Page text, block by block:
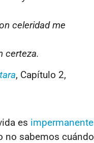
celeridad me
certeza.
, Capítulo 2,
es impermanente
no sabemos cuándo